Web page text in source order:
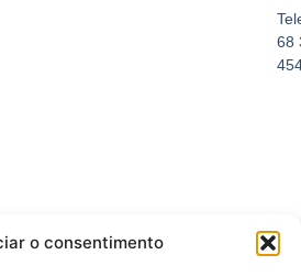
o consentimento
68